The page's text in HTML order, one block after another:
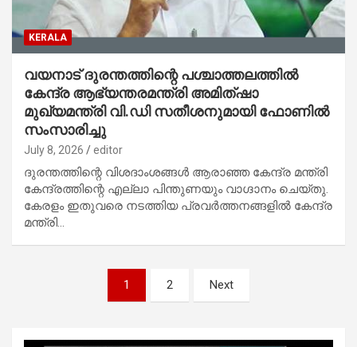
KERALA
വയനാട് ദുരന്തത്തിന്റെ പശ്ചാത്തലത്തില്‍
കേന്ദ്ര ആഭ്യന്തരമന്ത്രി അമിത്ഷാ
മുഖ്യമന്ത്രി വി.ഡി സതീശനുമായി ഫോണില്‍
സംസാരിച്ചു
July 8, 2026 editor
ദുരന്തത്തിന്റെ വിശദാംശങ്ങള്‍ ആരാഞ്ഞ കേന്ദ്ര മന്ത്രി
കേന്ദ്രത്തിന്റെ എല്ലാ പിന്തുണയും വാഗ്ദാനം ചെയ്തു.
കേരളം ഇതുവരെ നടത്തിയ പ്രവര്‍ത്തനങ്ങളില്‍ കേന്ദ്ര
മന്ത്രി…
1 2 Next